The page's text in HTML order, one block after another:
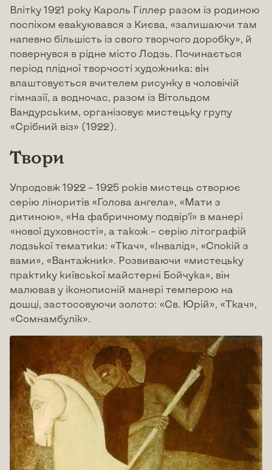
Влітку 1921 року Кароль Гіллер разом із родиною
поспіхом евакуювався з Києва, «залишаючи там
напевно більшість із свого творчого доробку», й
повернувся в рідне місто Лодзь. Починається
період плідної творчості художника: він
влаштовується вчителем рисунку в чоловічій
гімназії, а водночас, разом із Вітольдом
Вандурським, організовує мистецьку групу
«Срібний віз» (1922).
Твори
Упродовж 1922 – 1925 років мистець створює
серію ліноритів «Голова ангела», «Мати з
дитиною», «На фабричному подвір’ї» в манері
«нової духовності», а також – серію літографій
лодзької тематики: «Ткач», «Інвалід», «Спокій з
вами», «Вантажник». Розвиваючи «мистецьку
практику київської майстерні Бойчука», він
малював у іконописній манері темперою на
дошці, застосовуючи золото: «Св. Юрій», «Ткач»,
«Сомнамбулік».